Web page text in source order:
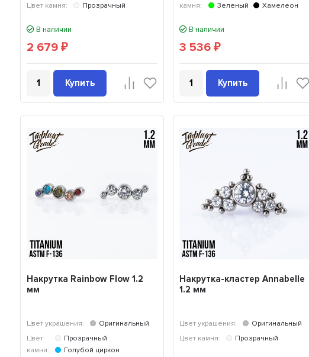
Цвет камня:
Прозрачный
В наличии
2 679₽
Купить
камня:
Зеленый
Хамелеон
В наличии
3 536₽
Купить
Накрутка Rainbow Flow 1.2
мм
Цвет украшения:
Оригинальный
Цвет
камня:
Прозрачный
Голубой циркон
Накрутка-кластер Annabelle
1.2 мм
Цвет украшения:
Оригинальный
Цвет камня:
Прозрачный